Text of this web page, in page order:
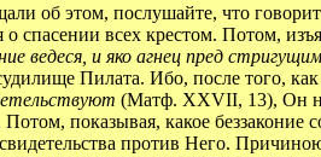
об этом, послушайте, что
о спасении всех крестом. Потом,
ведеся, и яко агнец пред
Пилата. Ибо, после того,
(Матф. XXVII, 13), Он
Потом, показывая, какое беззаконие
против Него.